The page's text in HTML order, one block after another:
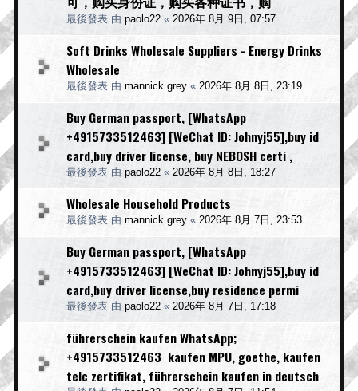
最後發表 由 paolo22 « 2026年 8月 9日, 07:57
Soft Drinks Wholesale Suppliers - Energy Drinks
Wholesale
最後發表 由 mannick grey « 2026年 8月 8日, 23:19
Buy German passport, [WhatsApp
+4915733512463] [WeChat ID: Johnyj55],buy id
card,buy driver license, buy NEBOSH certi ,
最後發表 由 paolo22 « 2026年 8月 8日, 18:27
Wholesale Household Products
最後發表 由 mannick grey « 2026年 8月 7日, 23:53
Buy German passport, [WhatsApp
+4915733512463] [WeChat ID: Johnyj55],buy id
card,buy driver license,buy residence permi
最後發表 由 paolo22 « 2026年 8月 7日, 17:18
führerschein kaufen WhatsApp;
+4915733512463 kaufen MPU, goethe, kaufen
telc zertifikat, führerschein kaufen in deutsch